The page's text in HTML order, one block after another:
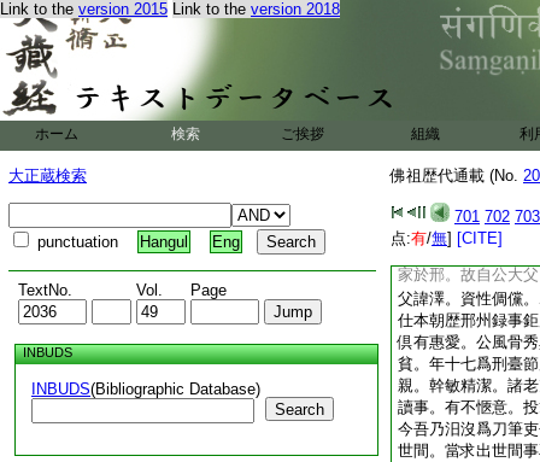
Link to the version 2015 Link to the version 2018
ホーム 検索 ご挨拶 組織 利
大正蔵検索
punctuation Hangul Eng
TextNo. Vol. Page
INBUDS
INBUDS(Bibliographic Database)
Search
佛祖歴代通載 (No.
701 702 703
点:有/無] [CITE]
令器。是以古之明
者爲可佳。而以閒
聖天子之用太保劉
高潔之資。慕空寂
腹心。契如魚水深
得預聞者。悉與公
志意 6
交孚。與
蓋異世而同符矣。
劉李村人。先世仕
嘗任邢州節度副使
家於邢。故自公大
父諱澤。資性倜儻
仕本朝歴邢州録事
倶有惠愛。公風骨
貧。年十七爲刑臺
親。幹敏精潔。諸
讀事。有不愜意。
今吾乃汨沒爲刀筆
世間。當求出世間